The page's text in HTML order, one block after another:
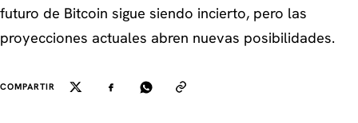
futuro de Bitcoin sigue siendo incierto, pero las
proyecciones actuales abren nuevas posibilidades.
COMPARTIR